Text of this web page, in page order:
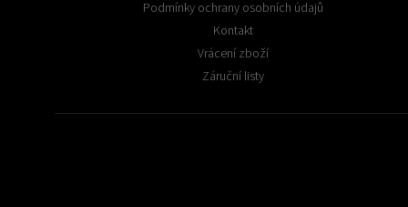
Podmínky ochrany osobních údajů
Kontakt
Vrácení zboží
Záruční listy